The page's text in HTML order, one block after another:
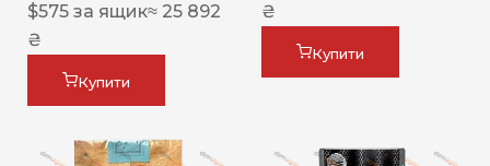
$575 за ящик≈ 25 892
₴
Купити
₴
Купити